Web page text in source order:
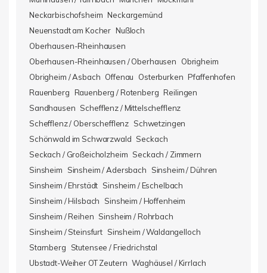
Neckarbischofsheim Neckargemünd
Neuenstadt am Kocher Nußloch
Oberhausen-Rheinhausen
Oberhausen-Rheinhausen / Oberhausen
Obrigheim
Obrigheim / Asbach Offenau Osterburken Pfaffenhofen
Rauenberg Rauenberg / Rotenberg Reilingen
Sandhausen Schefflenz / Mittelschefflenz
Schefflenz / Oberschefflenz Schwetzingen
Schönwald im Schwarzwald Seckach
Seckach / Großeicholzheim Seckach / Zimmern
Sinsheim
Sinsheim / Adersbach
Sinsheim / Dühren
Sinsheim / Ehrstädt Sinsheim / Eschelbach
Sinsheim / Hilsbach
Sinsheim / Hoffenheim
Sinsheim / Reihen Sinsheim / Rohrbach
Sinsheim / Steinsfurt Sinsheim / Waldangelloch
Starnberg
Stutensee / Friedrichstal
Ubstadt-Weiher OT Zeutern Waghäusel / Kirrlach